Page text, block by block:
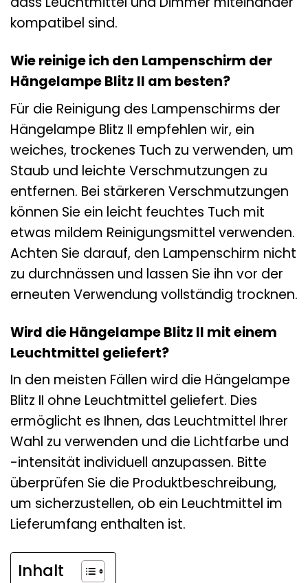
kompatibel sind.
Wie reinige ich den Lampenschirm der
Hängelampe Blitz II am besten?
Für die Reinigung des Lampenschirms der
Hängelampe Blitz II empfehlen wir, ein
weiches, trockenes Tuch zu verwenden, um
Staub und leichte Verschmutzungen zu
entfernen. Bei stärkeren Verschmutzungen
können Sie ein leicht feuchtes Tuch mit
etwas mildem Reinigungsmittel verwenden.
Achten Sie darauf, den Lampenschirm nicht
zu durchnässen und lassen Sie ihn vor der
erneuten Verwendung vollständig trocknen.
Wird die Hängelampe Blitz II mit einem
Leuchtmittel geliefert?
In den meisten Fällen wird die Hängelampe
Blitz II ohne Leuchtmittel geliefert. Dies
ermöglicht es Ihnen, das Leuchtmittel Ihrer
Wahl zu verwenden und die Lichtfarbe und
-intensität individuell anzupassen. Bitte
überprüfen Sie die Produktbeschreibung,
um sicherzustellen, ob ein Leuchtmittel im
Lieferumfang enthalten ist.
Inhalt